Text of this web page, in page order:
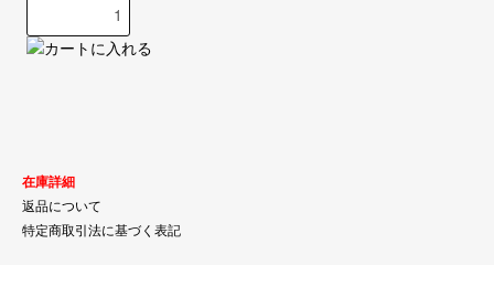
在庫詳細
返品について
特定商取引法に基づく表記